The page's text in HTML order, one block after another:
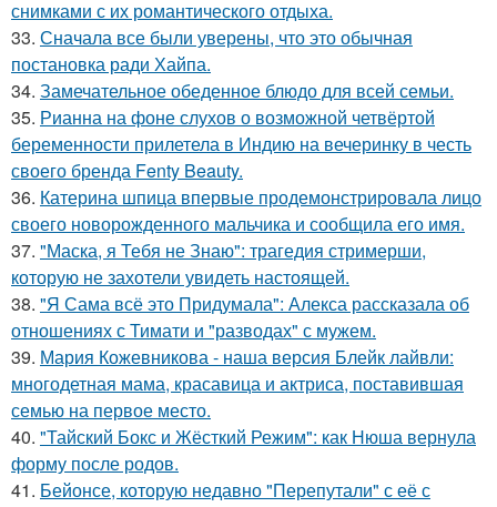
снимками с их романтического отдыха.
33. Сначала все были уверены, что это обычная
постановка ради Хайпа.
34. Замечательное обеденное блюдо для всей семьи.
35. Рианна на фоне слухов о возможной четвёртой
беременности прилетела в Индию на вечеринку в честь
своего бренда Fenty Beauty.
36. Катерина шпица впервые продемонстрировала лицо
своего новорожденного мальчика и сообщила его имя.
37. "Маска, я Тебя не Знаю": трагедия стримерши,
которую не захотели увидеть настоящей.
38. "Я Сама всё это Придумала": Алекса рассказала об
отношениях с Тимати и "разводах" с мужем.
39. Мария Кожевникова - наша версия Блейк лайвли:
многодетная мама, красавица и актриса, поставившая
семью на первое место.
40. "Тайский Бокс и Жёсткий Режим": как Нюша вернула
форму после родов.
41. Бейонсе, которую недавно "Перепутали" с её с